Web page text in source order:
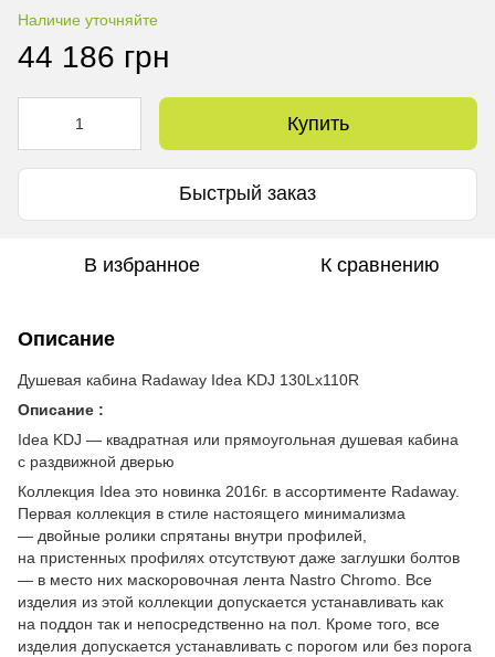
Наличие уточняйте
44 186 грн
Купить
Быстрый заказ
В избранное К сравнению
Описание
Душевая кабина Radaway Idea KDJ 130Lx110R
Описание :
Idea KDJ — квадратная или прямоугольная душевая кабина
с раздвижной дверью
Коллекция Idea это новинка 2016г. в ассортименте Radaway.
Первая коллекция в стиле настоящего минимализма
— двойные ролики спрятаны внутри профилей,
на пристенных профилях отсутствуют даже заглушки болтов
— в место них маскоровочная лента Nastro Chromo. Все
изделия из этой коллекции допускается устанавливать как
на поддон так и непосредственно на пол. Кроме того, все
изделия допускается устанавливать с порогом или без порога